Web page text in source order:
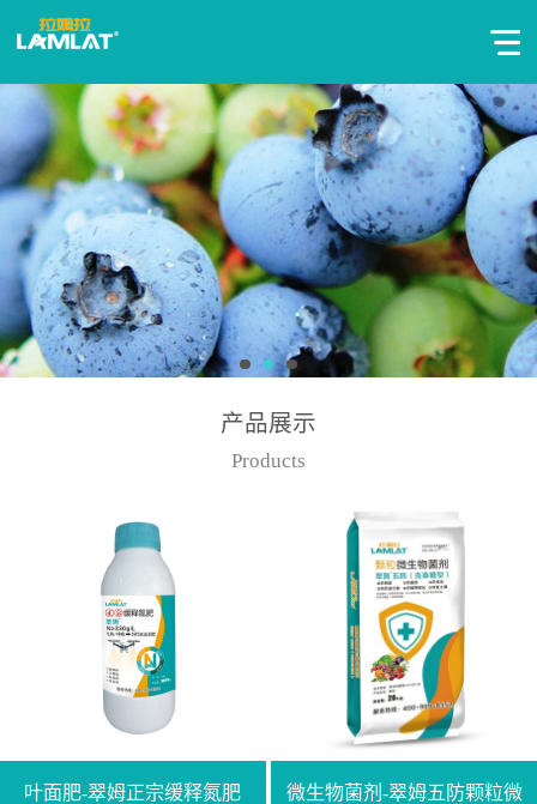
产品展示
Products
叶面肥-翠姆正宗缓释氮肥
微生物菌剂-翠姆五防颗粒微